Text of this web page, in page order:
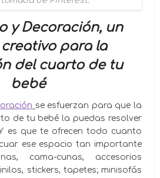
y Decoración, un
para la
del cuarto de tu
bebé
se esfuerzan para que la
de tu bebé la puedas resolver
es que te ofrecen todo cuanto
ese espacio tan importante
cama-cunas, accesorios
stickers, tapetes; minisofás